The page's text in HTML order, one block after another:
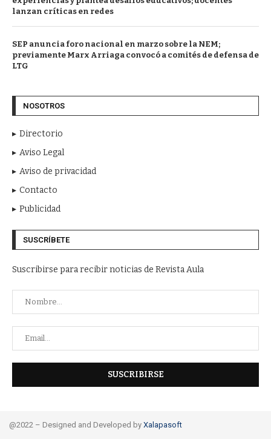
lanzan críticas en redes
SEP anuncia foro nacional en marzo sobre la NEM;
previamente Marx Arriaga convocó a comités de defensa de
LTG
NOSOTROS
Directorio
Aviso Legal
Aviso de privacidad
Contacto
Publicidad
SUSCRÍBETE
Suscribirse para recibir noticias de Revista Aula
@2022 – Designed and Developed by Xalapasoft